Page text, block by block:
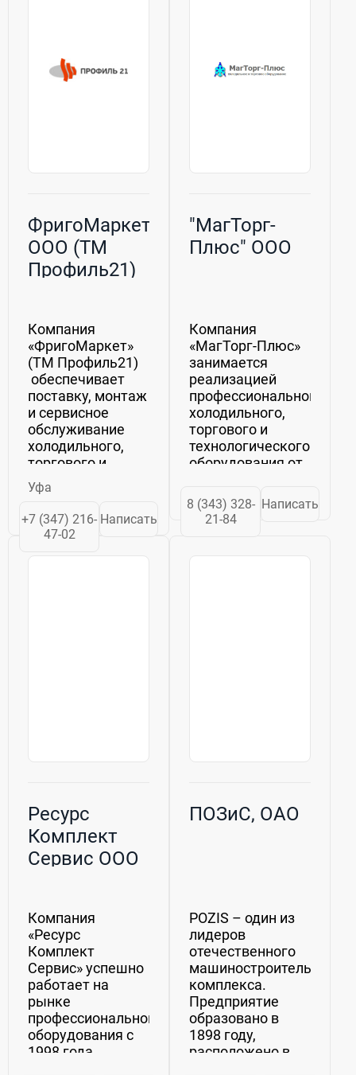
ФригоМаркет,
ООО (ТМ
Профиль21)
Компания
«ФригоМаркет»
(ТМ Профиль21)
обеспечивает
поставку, монтаж
и сервисное
обслуживание
холодильного,
торгового и
технологического
оборудования от
ведущих
зарубежных и
производителей.
Уфа
+7 (347) 216-
47-02
Написать
"МагТорг-
Плюс" ООО
Компания
«МагТорг-Плюс»
занимается
реализацией
профессионального
холодильного,
торгового и
технологического
оборудования от
производителей
России. Работая в
этом сегменте
второе
8 (343) 328-
21-84
Написать
Ресурс
Комплект
Сервис ООО
Компания
«Ресурс
Комплект
Сервис» успешно
работает на
рынке
профессионального
оборудования с
1998 года.
ПОЗиС, ОАО
POZIS – один из
лидеров
отечественного
машиностроительного
комплекса.
Предприятие
образовано в
1898 году,
расположено в